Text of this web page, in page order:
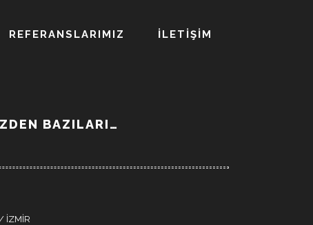
REFERANSLARIMIZ İLETİŞİM
BAZILARI…
İZMİR